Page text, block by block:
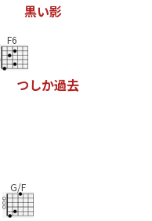
黒い影
F6
つしか過去
G/F